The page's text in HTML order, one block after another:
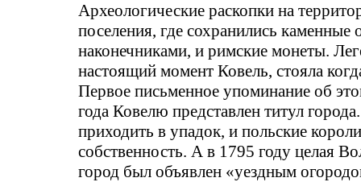
Археологические раскопки на
поселения, где сохранились
наконечниками, и римские монеты.
настоящий момент Ковель, стояла
Первое письменное упоминание об
года Ковелю представлен титул
приходить в упадок, и польские
собственность. А в 1795 году целая
город был объявлен «уездным